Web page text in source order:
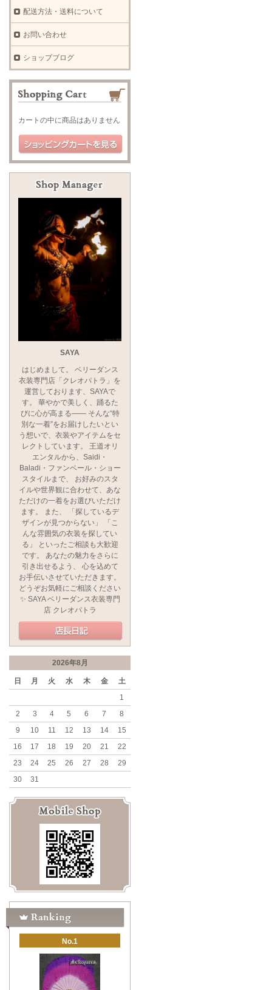
配送方法・送料について
お問い合わせ
ショップブログ
カートの中に商品はありません
SAYA
はじめまして。 ベリーダンス
衣装専門店「クレオパトラ」を
運営しております、SAYAで
す。 華やかで美しく、踊るた
びに心が高まる―― そんな“特
別な一着”をお届けしたいとい
う想いで、衣装やアイテムをセ
レクトしています。 王道オリ
エンタルから、Saidi・
Baladi・ファンベール・ショー
スタイルまで、 お好みのスタ
イルや世界観に合わせて、あな
ただけの一着をお選びいただけ
ます。 また、 「探しているデ
ザインが見つからない」 「こ
んな雰囲気の衣装を探してい
る」 といったご相談も大歓迎
です。 あなたの魅力をさらに
引き出せるよう、 心を込めて
お手伝いさせていただきます。
どうぞお気軽にご相談ください
✨ SAYA ベリーダンス衣装専門
店 クレオパトラ
2026年8月
日 月 火 水 木 金
土
1
2
3 4 5 6 7
8
9
10 11 12 13 14
15
16
17 18 19 20 21
22
23
24 25 26 27 28
29
30
31
No.1